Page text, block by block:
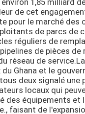
Howo
tracteur
1,85 milliard
de cet
pour le marché des
de parcs de
réguliers de
de pièces de
réseau de
Ghana et le
deux signalé une
locaux qui
des équipements et
faisant de